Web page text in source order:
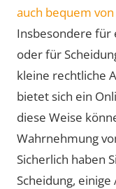
auch bequem
Insbesondere für
oder für
kleine rechtliche
bietet sich ein
diese Weise
Wahrnehmung
Sicherlich haben
Scheidung,